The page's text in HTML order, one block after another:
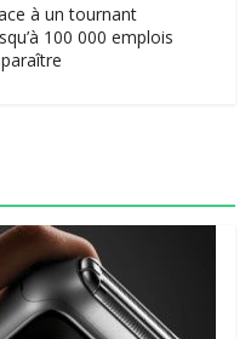
à un tournant
100 000 emplois